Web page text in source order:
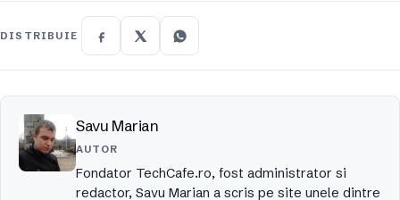
DISTRIBUIE
Savu Marian
AUTOR
Fondator TechCafe.ro, fost administrator si
redactor, Savu Marian a scris pe site unele dintre